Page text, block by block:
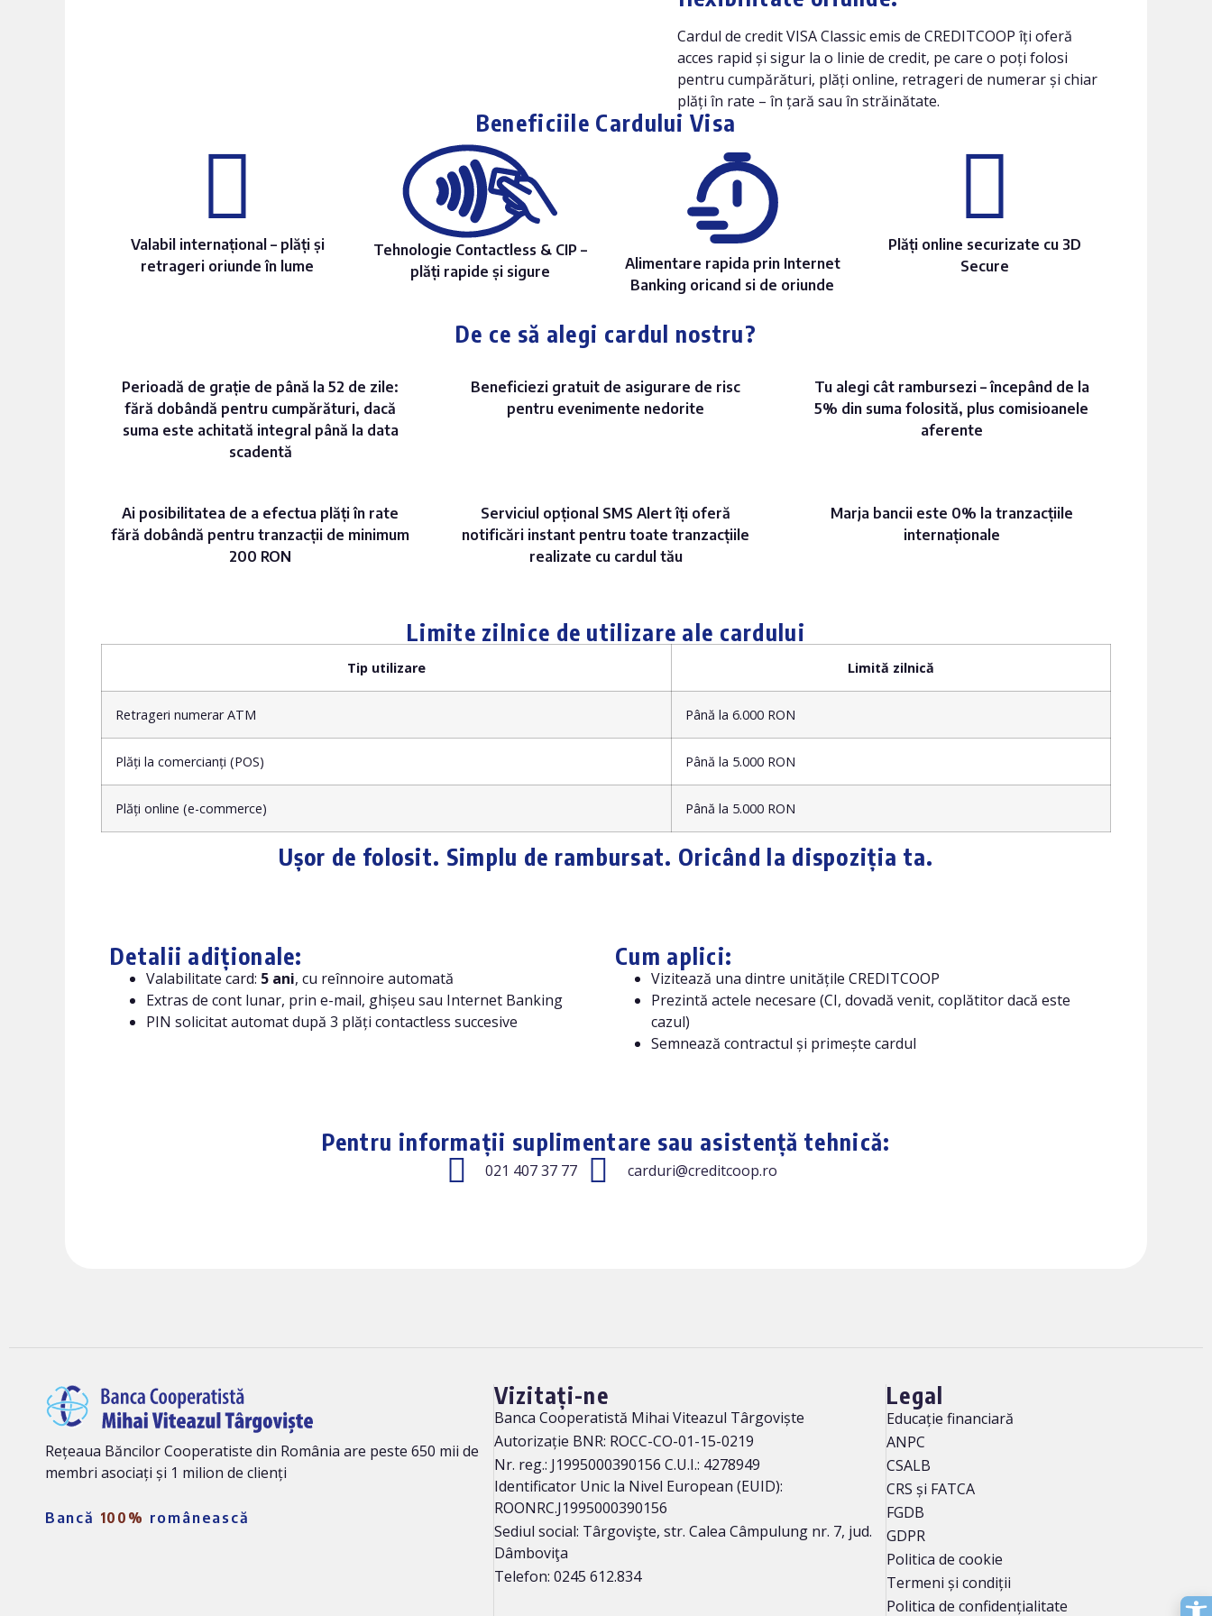
Cardul de credit VISA Classic emis de CREDITCOOP îți oferă
acces rapid și sigur la o linie de credit, pe care o poți folosi
pentru cumpărături, plăți online, retrageri de numerar și chiar
plăți în rate – în țară sau în străinătate.
Beneficiile Cardului Visa
Valabil internațional – plăți și
retrageri oriunde în lume
Tehnologie Contactless & CIP –
plăți rapide și sigure
Alimentare rapida prin Internet
Banking oricand si de oriunde
Plăți online securizate cu 3D
Secure
De ce să alegi cardul nostru?
Perioadă de grație de până la 52 de zile:
fără dobândă pentru cumpărături, dacă
suma este achitată integral până la data
scadentă
Beneficiezi gratuit de asigurare de risc
pentru evenimente nedorite
Tu alegi cât rambursezi – începând de la
5% din suma folosită, plus comisioanele
aferente
Ai posibilitatea de a efectua plăți în rate
fără dobândă pentru tranzacții de minimum
200 RON
Serviciul opțional SMS Alert îți oferă
notificări instant pentru toate tranzacțiile
realizate cu cardul tău
Marja bancii este 0% la tranzacțiile
internaționale
Limite zilnice de utilizare ale cardului
Tip utilizare Limită zilnică
Retrageri numerar ATM Până la 6.000 RON
Plăți la comercianți (POS) Până la 5.000 RON
Plăți online (e-commerce) Până la 5.000 RON
Ușor de folosit. Simplu de rambursat. Oricând la dispoziția ta.
Detalii adiționale:
Valabilitate card: 5 ani, cu reînnoire automată
Extras de cont lunar, prin e-mail, ghișeu sau Internet Banking
PIN solicitat automat după 3 plăți contactless succesive
Cum aplici:
Vizitează una dintre unitățile CREDITCOOP
Prezintă actele necesare (CI, dovadă venit, coplătitor dacă este
cazul)
Semnează contractul și primește cardul
Pentru informații suplimentare sau asistență tehnică:
021 407 37 77 carduri@creditcoop.ro
Rețeaua Băncilor Cooperatiste din România are peste 650 mii de
membri asociați și 1 milion de clienți
Bancă 100% românească
Vizitați-ne
Banca Cooperatistă Mihai Viteazul Târgoviște
Autorizație BNR: ROCC-CO-01-15-0219
Nr. reg.: J1995000390156 C.U.I.: 4278949
Identificator Unic la Nivel European (EUID):
ROONRC.J1995000390156
Sediul social: Târgovişte, str. Calea Câmpulung nr. 7, jud.
Dâmboviţa
Telefon: 0245 612.834
Legal
Educație financiară
ANPC
CSALB
CRS și FATCA
FGDB
GDPR
Politica de cookie
Termeni și condiții
Politica de confidențialitate